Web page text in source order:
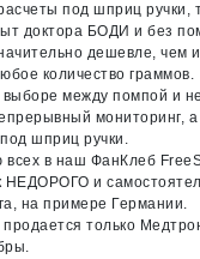
под шприц ручки,
доктора БОДИ и без
дешевле, чем
количество граммов.
между помпой и
мониторинг,
шприц ручки.
в наш ФанКлeб
НЕДОРОГО и
на примере Германии.
только